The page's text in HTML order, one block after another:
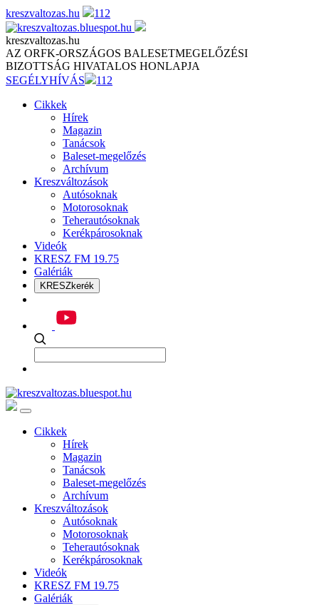
Skip
to
content
kreszvaltozas.hu 112
kreszvaltozas.hu
AZ ORFK-ORSZÁGOS BALESETMEGELŐZÉSI
BIZOTTSÁG HIVATALOS HONLAPJA
SEGÉLYHÍVÁS
112
Cikkek
Hírek
Magazin
Tanácsok
Baleset-megelőzés
Archívum
Kreszváltozások
Autósoknak
Motorosoknak
Teherautósoknak
Kerékpárosoknak
Videók
KRESZ FM 19.75
Galériák
KRESZkerék
Cikkek
Hírek
Magazin
Tanácsok
Baleset-megelőzés
Archívum
Kreszváltozások
Autósoknak
Motorosoknak
Teherautósoknak
Kerékpárosoknak
Videók
KRESZ FM 19.75
Galériák